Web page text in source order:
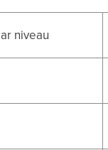
niveau